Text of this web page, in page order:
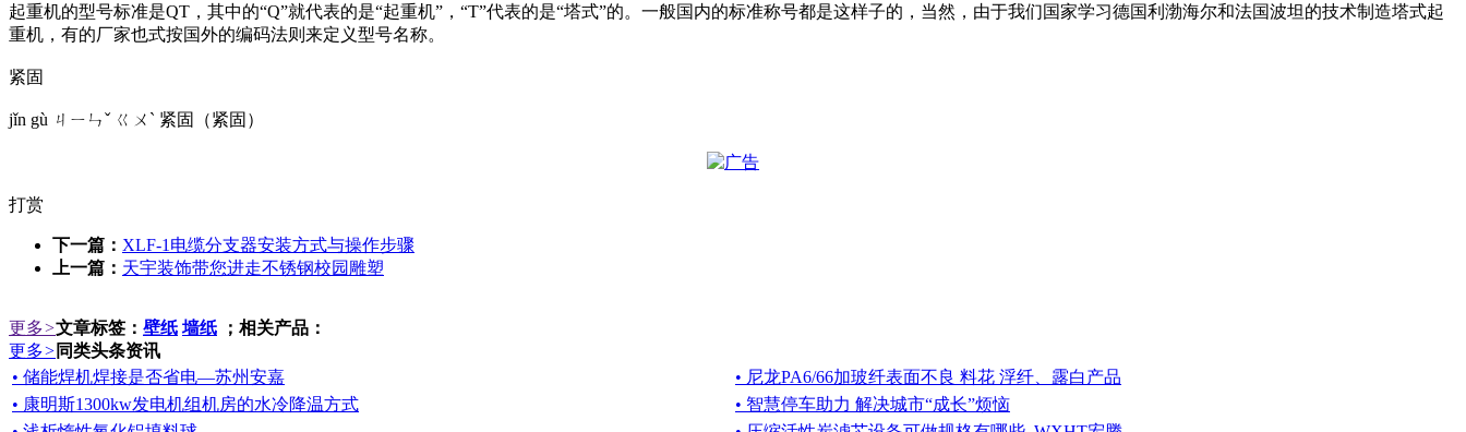
起重机的型号标准是QT，其中的“Q”就代表的是“起重机”，“T”代表的是“塔式”的。一般国内的标准称号都是这样子的，当然，由于我们国家学习德国利渤海尔和法国波坦的技术制造塔式起
重机，有的厂家也式按国外的编码法则来定义型号名称。
紧固
jǐn gù ㄐㄧㄣˇ ㄍㄨˋ 紧固（紧固）
打赏
下一篇： XLF-1电缆分支器安装方式与操作步骤
上一篇： 天宇装饰带您进走不锈钢校园雕塑
更多>文章标签： 壁纸 墙纸 ；相关产品：
更多> 同类头条资讯
• 储能焊机焊接是否省电—苏州安嘉
• 尼龙PA6/66加玻纤表面不良 料花 浮纤、露白产品
• 康明斯1300kw发电机组机房的水冷降温方式
• 智慧停车助力 解决城市“成长”烦恼